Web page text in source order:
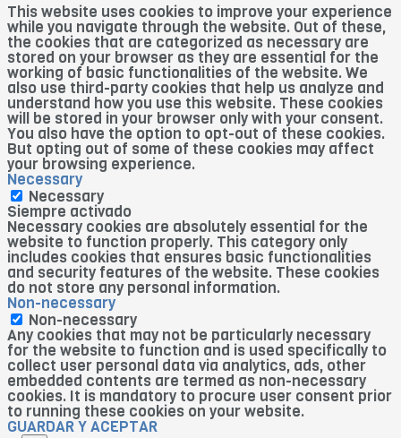
This website uses cookies to improve your experience
while you navigate through the website. Out of these,
the cookies that are categorized as necessary are
stored on your browser as they are essential for the
working of basic functionalities of the website. We
also use third-party cookies that help us analyze and
understand how you use this website. These cookies
will be stored in your browser only with your consent.
You also have the option to opt-out of these cookies.
But opting out of some of these cookies may affect
your browsing experience.
Necessary
Necessary
Siempre activado
Necessary cookies are absolutely essential for the
website to function properly. This category only
includes cookies that ensures basic functionalities
and security features of the website. These cookies
do not store any personal information.
Non-necessary
Non-necessary
Any cookies that may not be particularly necessary
for the website to function and is used specifically to
collect user personal data via analytics, ads, other
embedded contents are termed as non-necessary
cookies. It is mandatory to procure user consent prior
to running these cookies on your website.
GUARDAR Y ACEPTAR